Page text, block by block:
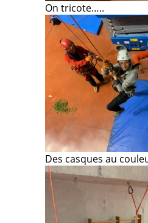
On tricote…..
Des casques au